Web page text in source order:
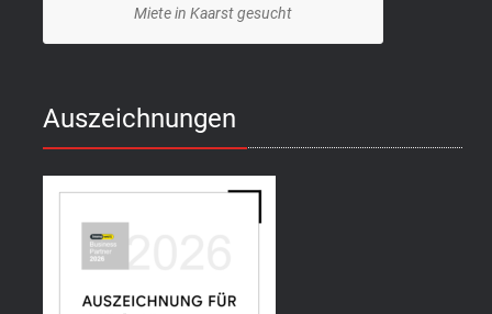
Miete in Kaarst gesucht
Auszeichnungen